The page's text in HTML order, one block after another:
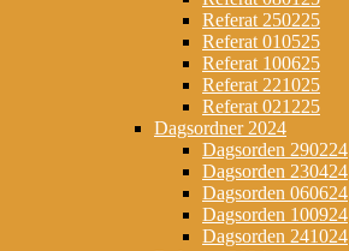
Referat 250225
Referat 010525
Referat 100625
Referat 221025
Referat 021225
Dagsordner 2024
Dagsorden 290224
Dagsorden 230424
Dagsorden 060624
Dagsorden 100924
Dagsorden 241024